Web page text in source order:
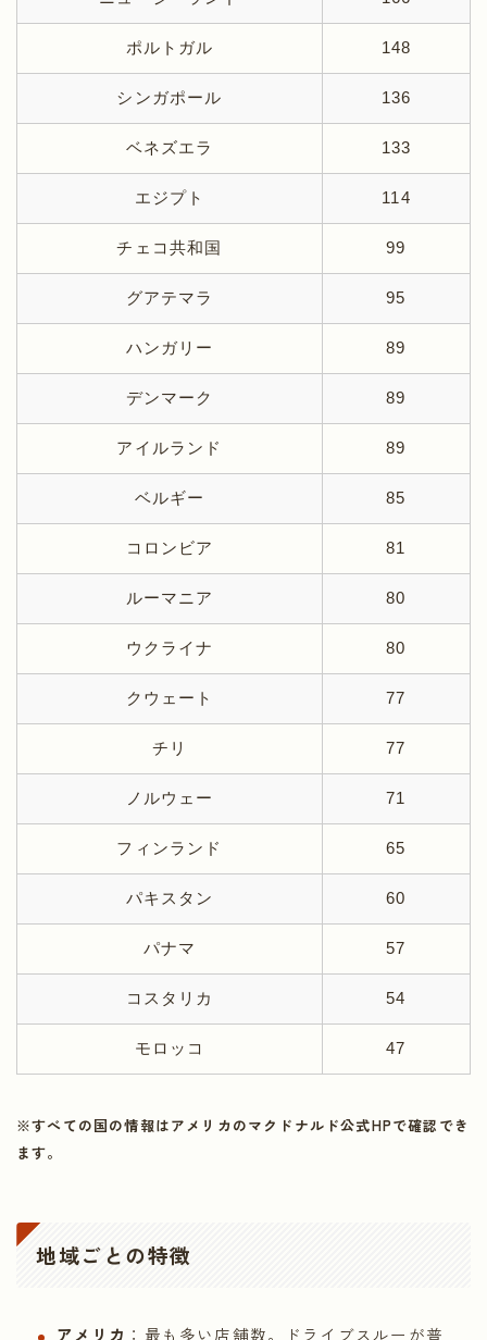
ポルトガル 148
シンガポール 136
ベネズエラ 133
エジプト 114
チェコ共和国 99
グアテマラ 95
ハンガリー 89
デンマーク 89
アイルランド 89
ベルギー 85
コロンビア 81
ルーマニア 80
ウクライナ 80
クウェート 77
チリ 77
ノルウェー 71
フィンランド 65
パキスタン 60
パナマ 57
コスタリカ 54
モロッコ 47
※すべての国の情報はアメリカのマクドナルド公式HPで確認でき
ます。
地域ごとの特徴
アメリカ ：最も多い店舗数。ドライブスルーが普